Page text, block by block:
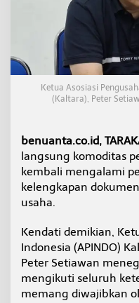
n
C
E
o
r
L
a
u
n
g
K
o
m
Ketua Asosiasi
(Kaltara), Peter
benuanta.co.id,
langsung komoditas
kembali mengalami
kelengkapan
usaha.
Kendati demikian,
Indonesia (APINDO)
Peter Setiawan
mengikuti seluruh
memang diwajibkan